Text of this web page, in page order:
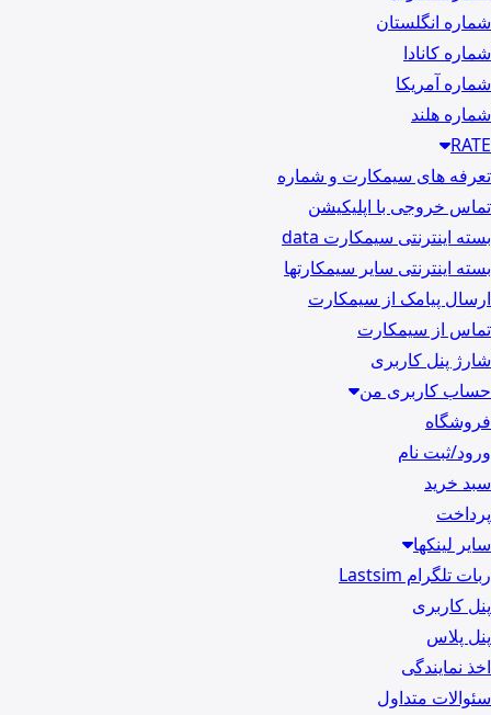
شماره انگلستان
شماره کانادا
شماره آمریکا
شماره هلند
RATE
تعرفه های سیمکارت و شماره
تماس خروجی با اپلیکیشن
بسته اینترنتی سیمکارت data
بسته اینترنتی سایر سیمکارتها
ارسال پیامک از سیمکارت
تماس از سیمکارت
شارژ پنل کاربری
حساب کاربری من
فروشگاه
ورود/ثبت نام
سبد خرید
پرداخت
سایر لینکها
ربات تلگرام Lastsim
پنل کاربری
پنل پلاس
اخذ نمایندگی
سئوالات متداول